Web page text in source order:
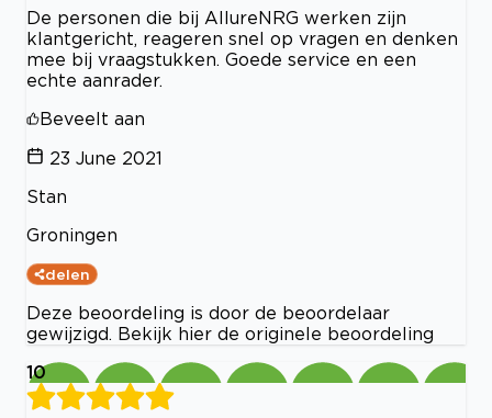
De personen die bij AllureNRG werken zijn
klantgericht, reageren snel op vragen en denken
mee bij vraagstukken. Goede service en een
echte aanrader.
Beveelt aan
23 June 2021
Stan
Groningen
delen
Deze beoordeling is door de beoordelaar
gewijzigd. Bekijk hier de originele beoordeling
10